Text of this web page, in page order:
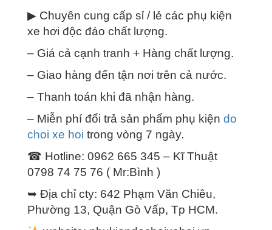
▶ Chuyên cung cấp sỉ / lẻ các phụ kiện
xe hơi độc đáo chất lượng.
– Giá cả cạnh tranh + Hàng chất lượng.
– Giao hàng đến tận nơi trên cả nước.
– Thanh toán khi đã nhận hàng.
– Miễn phí đổi trả sản phẩm phụ kiện do
choi xe hoi trong vòng 7 ngày.
☎ Hotline: 0962 665 345 – Kĩ Thuật
0798 74 75 76 ( Mr:Bình )
➥ Địa chỉ cty: 642 Phạm Văn Chiêu,
Phường 13, Quận Gò Vấp, Tp HCM.